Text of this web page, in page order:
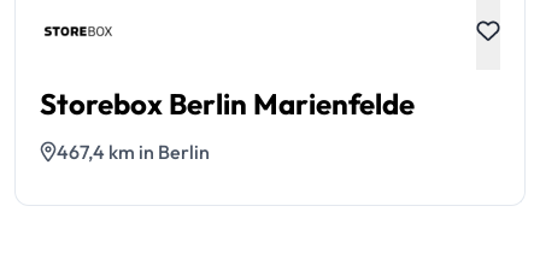
Storebox Berlin Marienfelde
467,4 km in Berlin